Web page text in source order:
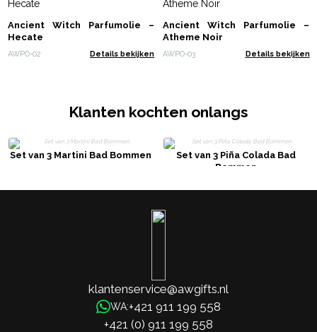
Ancient Witch Parfumolie –
Hecate
AWPO-02 Details bekijken
Ancient Witch Parfumolie –
Atheme Noir
AWPO-03 Details bekijken
Klanten kochten onlangs
Set van 3 Martini Bad Bommen
Set van 3 Piña Colada Bad
Bommen
klantenservice@awgifts.nl
WA:+421 911 199 558
+421 (0) 911 199 558